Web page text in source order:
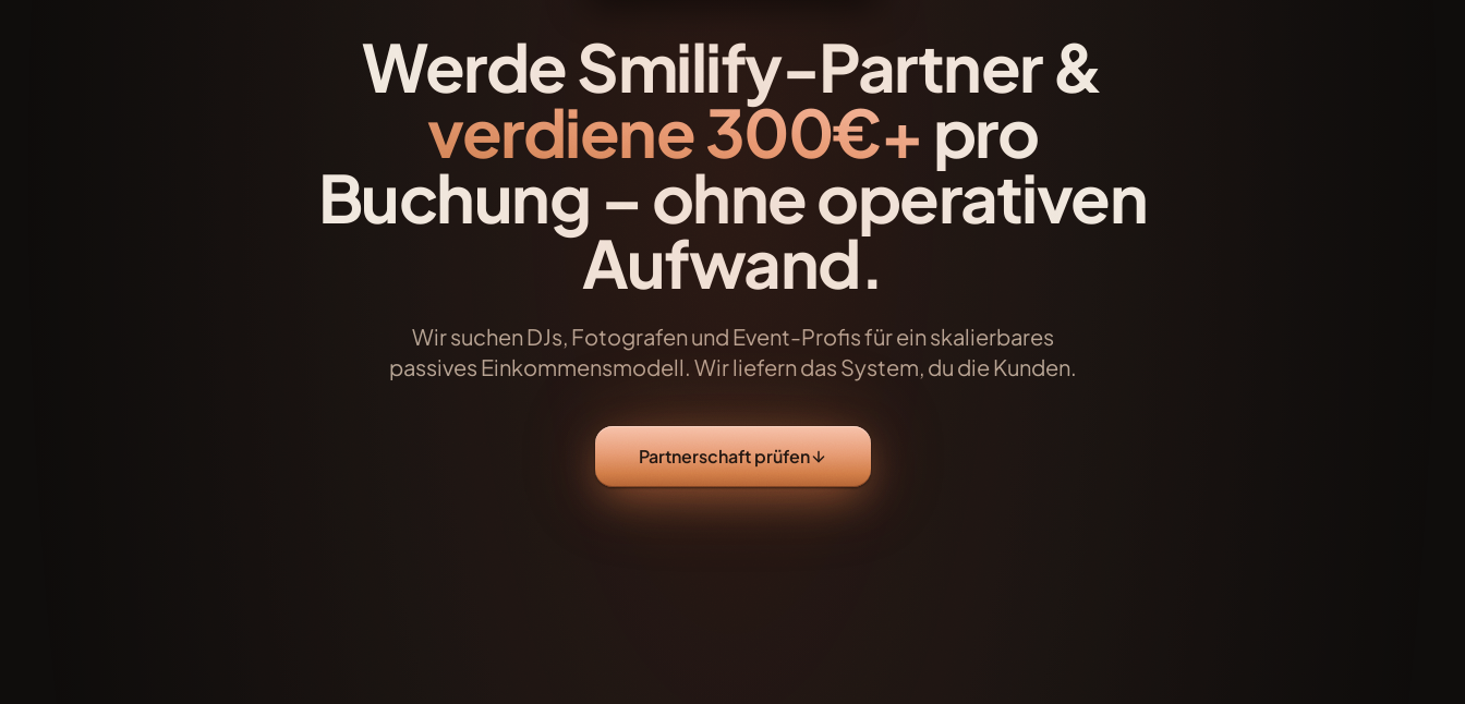
Werde Smilify-Partner &
verdiene 300€+ pro
Buchung – ohne operativen
Aufwand.
Wir suchen DJs, Fotografen und Event-Profis für ein skalierbares
passives Einkommensmodell. Wir liefern das System, du die Kunden.
Partnerschaft prüfen